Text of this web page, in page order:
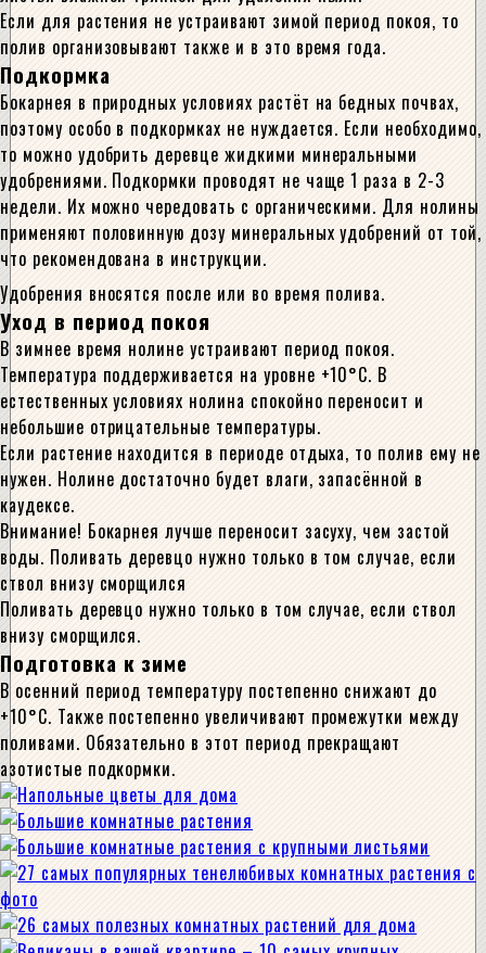
Если для растения не устраивают зимой период покоя, то
полив организовывают также и в это время года.
Подкормка
Бокарнея в природных условиях растёт на бедных почвах,
поэтому особо в подкормках не нуждается. Если необходимо,
то можно удобрить деревце жидкими минеральными
удобрениями. Подкормки проводят не чаще 1 раза в 2-3
недели. Их можно чередовать с органическими. Для нолины
применяют половинную дозу минеральных удобрений от той,
что рекомендована в инструкции.
Удобрения вносятся после или во время полива.
Уход в период покоя
В зимнее время нолине устраивают период покоя.
Температура поддерживается на уровне +10°С. В
естественных условиях нолина спокойно переносит и
небольшие отрицательные температуры.
Если растение находится в периоде отдыха, то полив ему не
нужен. Нолине достаточно будет влаги, запасённой в
каудексе.
Внимание! Бокарнея лучше переносит засуху, чем застой
воды. Поливать деревцо нужно только в том случае, если
ствол внизу сморщился
Поливать деревцо нужно только в том случае, если ствол
внизу сморщился.
Подготовка к зиме
В осенний период температуру постепенно снижают до
+10°С. Также постепенно увеличивают промежутки между
поливами. Обязательно в этот период прекращают
азотистые подкормки.